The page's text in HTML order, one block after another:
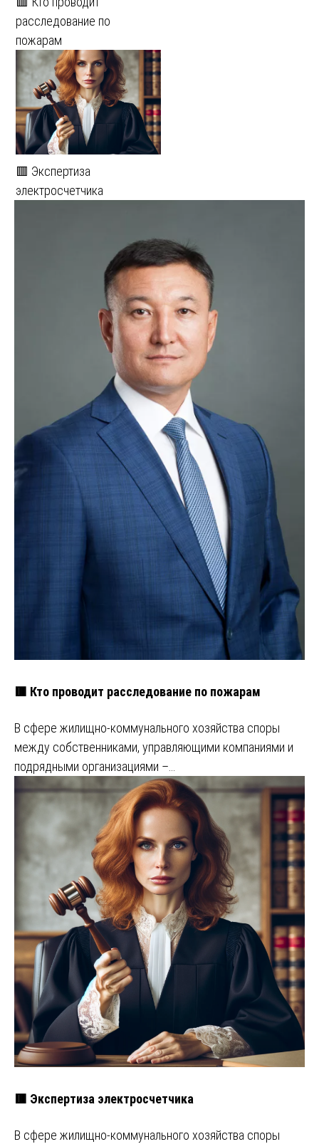
расследование по
пожарам
🟥 Экспертиза
электросчетчика
🟥 Кто проводит расследование по пожарам
В сфере жилищно-коммунального хозяйства споры
между собственниками, управляющими компаниями и
подрядными организациями –…
🟥 Экспертиза электросчетчика
В сфере жилищно-коммунального хозяйства споры